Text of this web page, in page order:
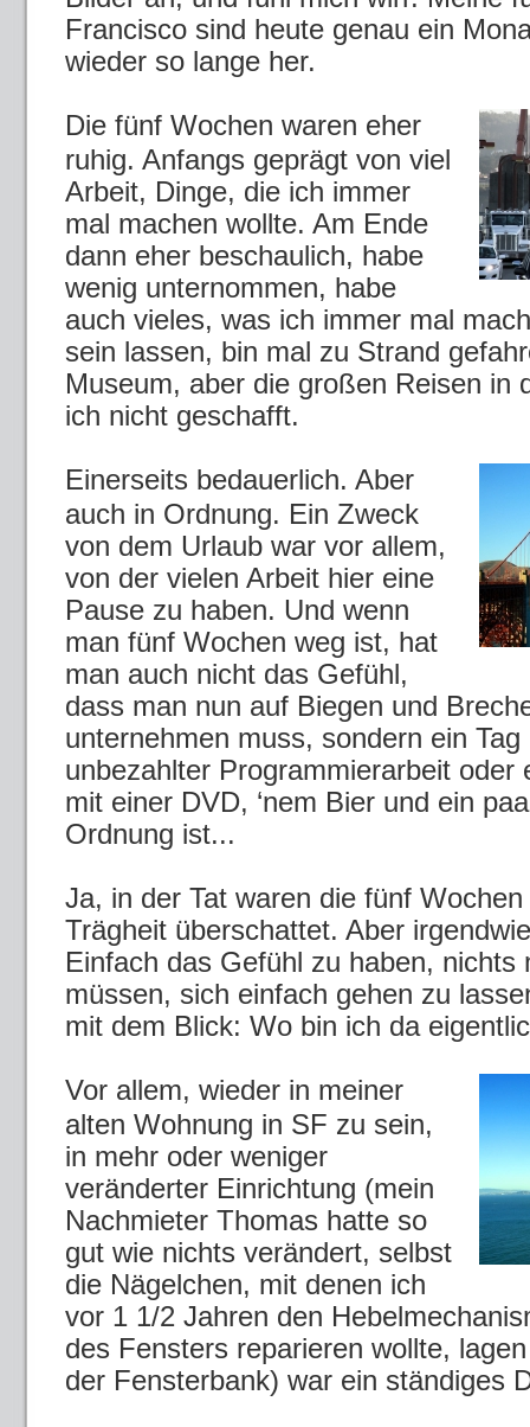
Francisco sind heute genau ein
wieder so lange her.
Die fünf Wochen waren eher
ruhig. Anfangs geprägt von viel
Arbeit, Dinge, die ich immer
mal machen wollte. Am Ende
dann eher beschaulich, habe
wenig unternommen, habe
auch vieles, was ich immer mal
sein lassen, bin mal zu Strand
Museum, aber die großen Reisen in
ich nicht geschafft.
Einerseits bedauerlich. Aber
auch in Ordnung. Ein Zweck
von dem Urlaub war vor allem,
von der vielen Arbeit hier eine
Pause zu haben. Und wenn
man fünf Wochen weg ist, hat
man auch nicht das Gefühl,
dass man nun auf Biegen und
unternehmen muss, sondern ein
unbezahlter Programmierarbeit oder
mit einer DVD, ‘nem Bier und ein
Ordnung ist...
Ja, in der Tat waren die fünf
Trägheit überschattet. Aber
Einfach das Gefühl zu haben, nichts
müssen, sich einfach gehen zu
mit dem Blick: Wo bin ich da
Vor allem, wieder in meiner
alten Wohnung in SF zu sein,
in mehr oder weniger
veränderter Einrichtung (mein
Nachmieter Thomas hatte so
gut wie nichts verändert, selbst
die Nägelchen, mit denen ich
vor 1 1/2 Jahren den
des Fensters reparieren wollte,
der Fensterbank) war ein ständiges